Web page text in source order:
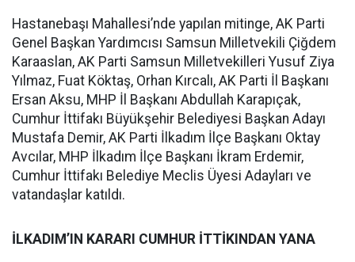
Hastanebaşı Mahallesi’nde yapılan mitinge, AK Parti
Genel Başkan Yardımcısı Samsun Milletvekili Çiğdem
Karaaslan, AK Parti Samsun Milletvekilleri Yusuf Ziya
Yılmaz, Fuat Köktaş, Orhan Kırcalı, AK Parti İl Başkanı
Ersan Aksu, MHP İl Başkanı Abdullah Karapıçak,
Cumhur İttifakı Büyükşehir Belediyesi Başkan Adayı
Mustafa Demir, AK Parti İlkadım İlçe Başkanı Oktay
Avcılar, MHP İlkadım İlçe Başkanı İkram Erdemir,
Cumhur İttifakı Belediye Meclis Üyesi Adayları ve
vatandaşlar katıldı.
İLKADIM’IN KARARI CUMHUR İTTİKINDAN YANA